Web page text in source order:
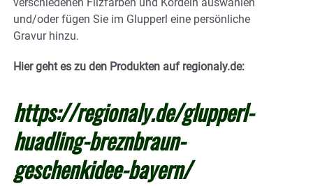
und/oder fügen Sie im Glupperl eine persönliche
Gravur hinzu.
Hier geht es zu den Produkten auf regionaly.de:
https://regionaly.de/glupperl-
huadling-breznbraun-
geschenkidee-bayern/